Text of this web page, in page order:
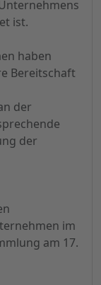
ist.
haben
Bereitschaft
der
der
im
am 17.